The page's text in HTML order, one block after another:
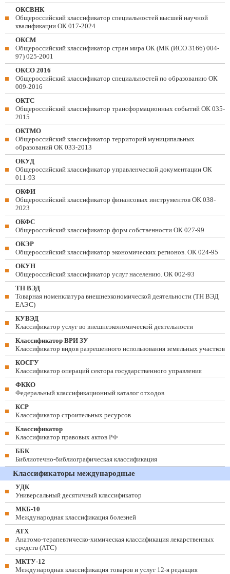
ОКСВНК
Общероссийский классификатор специальностей высшей научной
квалификации ОК 017-2024
ОКСМ
Общероссийский классификатор стран мира ОК (МК (ИСО 3166) 004-
97) 025-2001
ОКСО 2016
Общероссийский классификатор специальностей по образованию ОК
009-2016
ОКТС
Общероссийский классификатор трансформационных событий ОК 035-
2015
ОКТМО
Общероссийский классификатор территорий муниципальных
образований ОК 033-2013
ОКУД
Общероссийский классификатор управленческой документации ОК
011-93
ОКФИ
Общероссийский классификатор финансовых инструментов OK 038-
2023
ОКФС
Общероссийский классификатор форм собственности ОК 027-99
ОКЭР
Общероссийский классификатор экономических регионов. ОК 024-95
ОКУН
Общероссийский классификатор услуг населению. ОК 002-93
ТН ВЭД
Товарная номенклатура внешнеэкономической деятельности (ТН ВЭД
ЕАЭС)
КУВЭД
Классификатор услуг во внешнеэкономической деятельности
Классификатор ВРИ ЗУ
Классификатор видов разрешенного использования земельных участков
КОСГУ
Классификатор операций сектора государственного управления
ФККО
Федеральный классификационный каталог отходов
КСР
Классификатор строительных ресурсов
Классификатор
Классификатор правовых актов РФ
ББК
Библиотечно-библиографическая классификация
Классификаторы международные
УДК
Универсальный десятичный классификатор
МКБ-10
Международная классификация болезней
АТХ
Анатомо-терапевтическо-химическая классификация лекарственных
средств (ATC)
МКТУ-12
Международная классификация товаров и услуг 12-я редакция